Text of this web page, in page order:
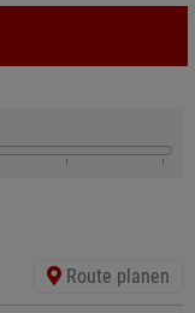
Route planen